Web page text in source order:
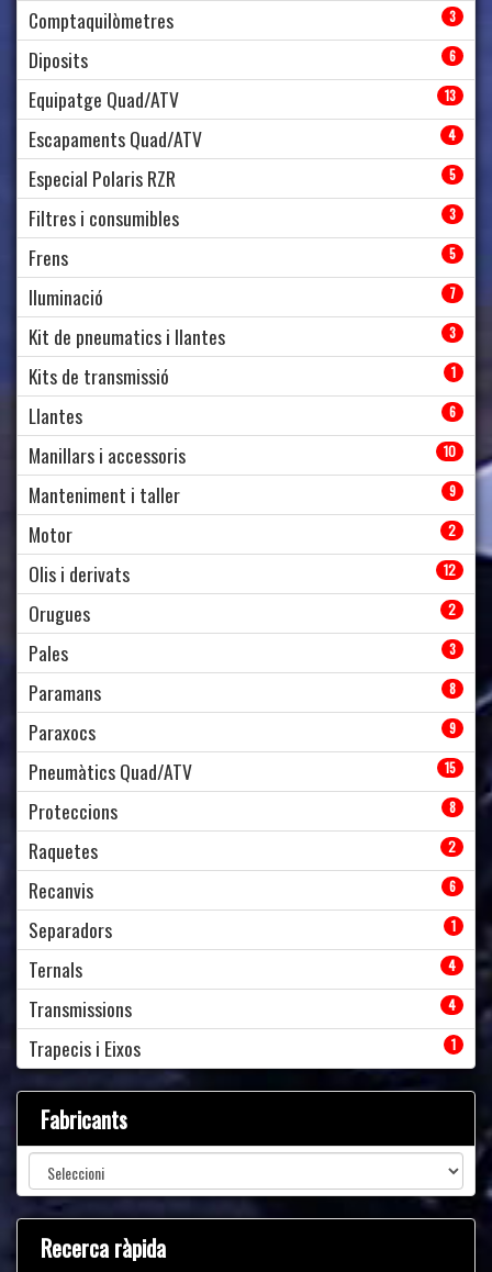
Comptaquilòmetres 3
Diposits 6
Equipatge Quad/ATV 13
Escapaments Quad/ATV 4
Especial Polaris RZR 5
Filtres i consumibles 3
Frens 5
Iluminació 7
Kit de pneumatics i llantes 3
Kits de transmissió 1
Llantes 6
Manillars i accessoris 10
Manteniment i taller 9
Motor 2
Olis i derivats 12
Orugues 2
Pales 3
Paramans 8
Paraxocs 9
Pneumàtics Quad/ATV 15
Proteccions 8
Raquetes 2
Recanvis 6
Separadors 1
Ternals 4
Transmissions 4
Trapecis i Eixos 1
Fabricants
Recerca ràpida